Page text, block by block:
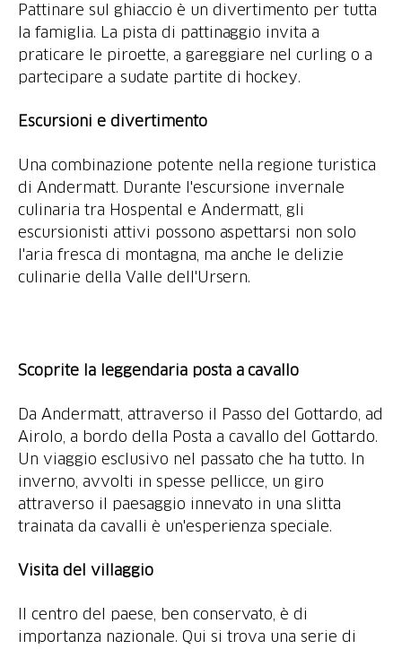
Pattinare sul ghiaccio è un divertimento per tutta
la famiglia. La pista di pattinaggio invita a
praticare le piroette, a gareggiare nel curling o a
partecipare a sudate partite di hockey.
Escursioni e divertimento
Una combinazione potente nella regione turistica
di Andermatt. Durante l'escursione invernale
culinaria tra Hospental e Andermatt, gli
escursionisti attivi possono aspettarsi non solo
l'aria fresca di montagna, ma anche le delizie
culinarie della Valle dell'Ursern.
Scoprite la leggendaria posta a cavallo
Da Andermatt, attraverso il Passo del Gottardo, ad
Airolo, a bordo della Posta a cavallo del Gottardo.
Un viaggio esclusivo nel passato che ha tutto. In
inverno, avvolti in spesse pellicce, un giro
attraverso il paesaggio innevato in una slitta
trainata da cavalli è un'esperienza speciale.
Visita del villaggio
Il centro del paese, ben conservato, è di
importanza nazionale. Qui si trova una serie di